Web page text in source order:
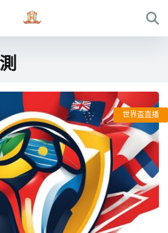
世界盃直播